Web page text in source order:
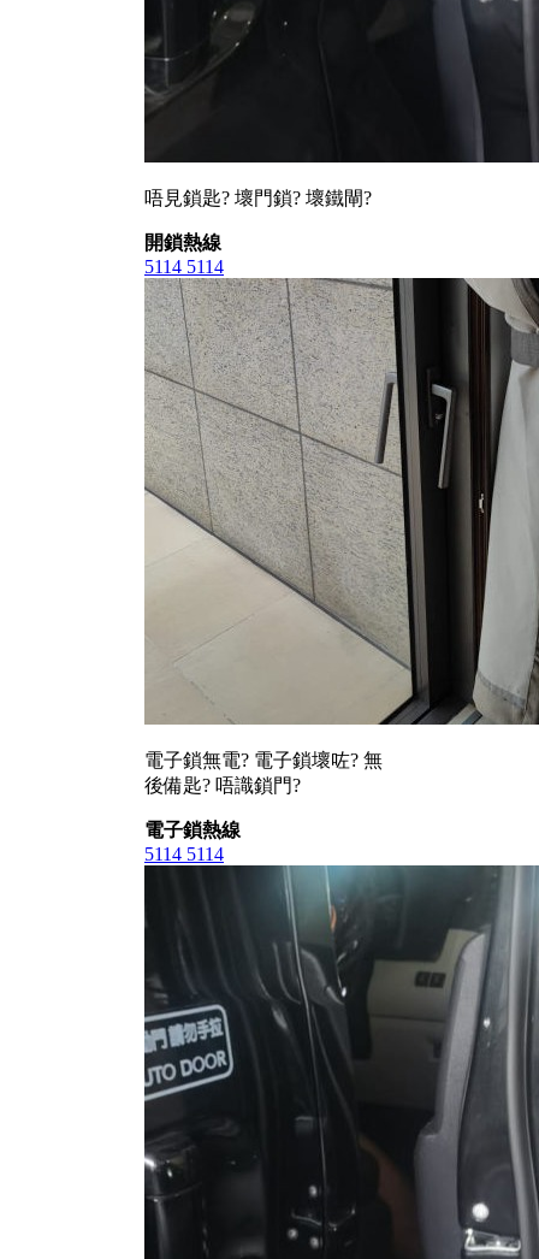
唔見鎖匙? 壞門鎖? 壞鐵閘?
開鎖熱線
5114 5114
電子鎖無電? 電子鎖壞咗? 無
後備匙? 唔識鎖門?
電子鎖熱線
5114 5114